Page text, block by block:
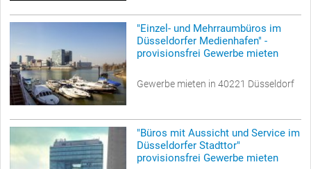
"Einzel- und Mehrraumbüros im
Düsseldorfer Medienhafen" -
provisionsfrei Gewerbe mieten
Gewerbe mieten in 40221 Düsseldorf
"Büros mit Aussicht und Service im
Düsseldorfer Stadttor"
provisionsfrei Gewerbe mieten